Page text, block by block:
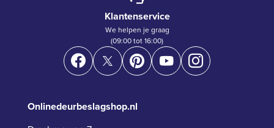
Klantenservice
We helpen je graag
(09:00 tot 16:00)
Onlinedeurbeslagshop.nl